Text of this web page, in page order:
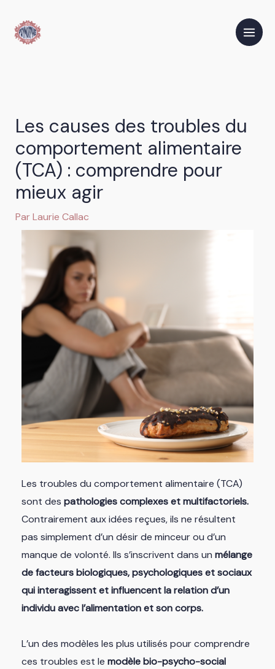
contenu
Les causes des troubles du
comportement alimentaire
(TCA) : comprendre pour
mieux agir
ParLaurie Callac
Les troubles du comportement alimentaire (TCA)
sont des pathologies complexes et multifactoriels.
Contrairement aux idées reçues, ils ne résultent
pas simplement d’un désir de minceur ou d’un
manque de volonté. Ils s’inscrivent dans un mélange
de facteurs biologiques, psychologiques et sociaux
qui interagissent et influencent la relation d’un
individu avec l’alimentation et son corps.
L’un des modèles les plus utilisés pour comprendre
ces troubles est le modèle bio-psycho-social